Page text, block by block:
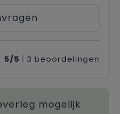
5/5 | 3 beoordelingen
mogelijk